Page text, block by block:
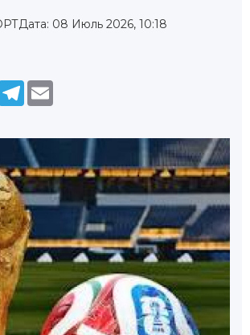
Дата: 08 Июль 2026, 10:18
Telegram